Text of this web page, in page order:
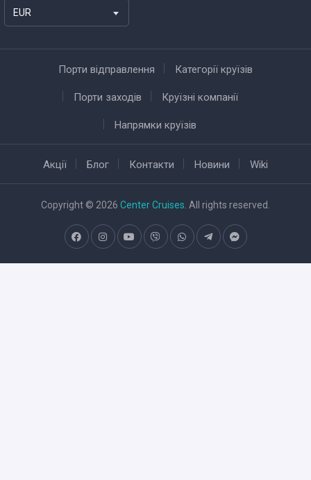
EUR
Порти відправлення Категорії круїзів
Порти заходів Круїзні компанії
Напрямки круїзів
Акції Блог Контакти Новини Wiki
Copyright © 2026 Center Cruises . All rights reserved.